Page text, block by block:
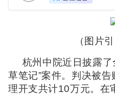
（图片
杭州中院近日披露了
草笔记”案件。判决被
理开支共计10万元。在